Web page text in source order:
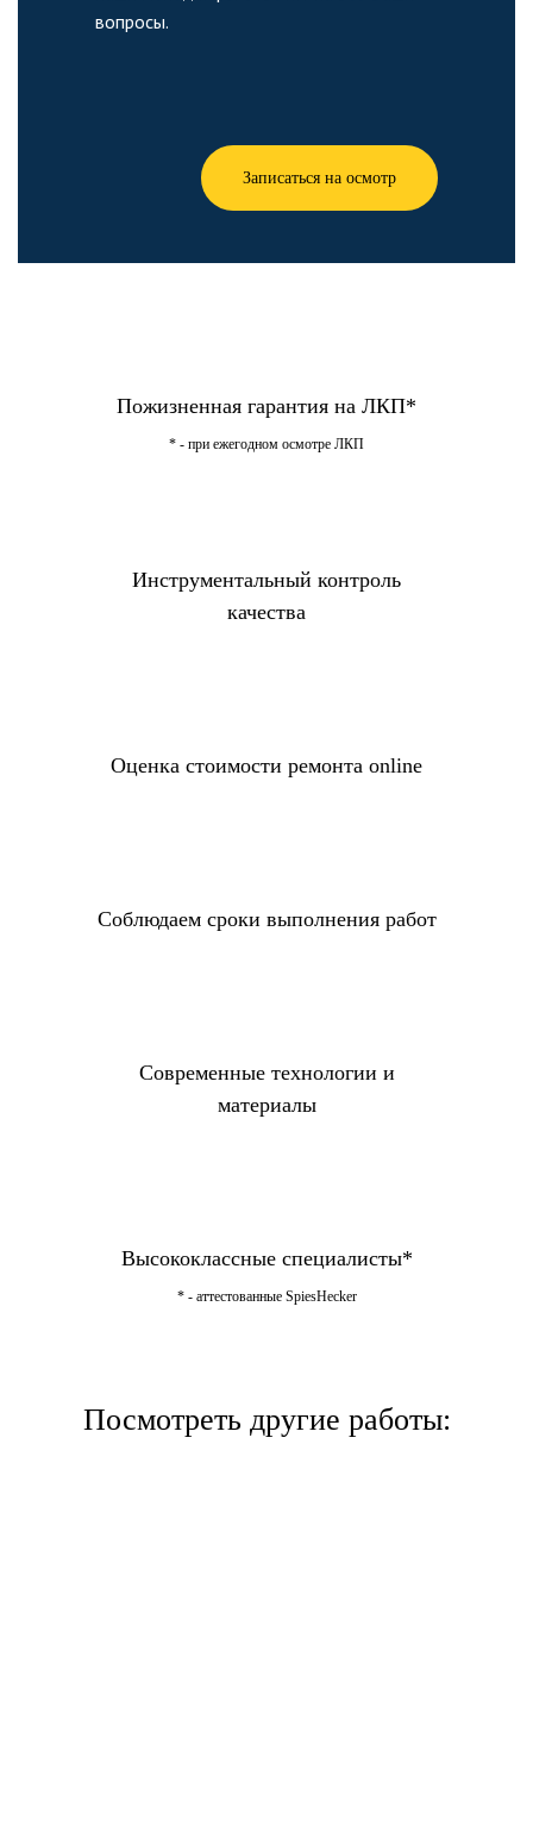
вопросы.
Записаться на осмотр
Пожизненная гарантия на ЛКП*
* - при ежегодном осмотре ЛКП
Инструментальный контроль
качества
Оценка стоимости ремонта online
Соблюдаем сроки выполнения работ
Современные технологии и
материалы
Высококлассные специалисты*
* - аттестованные SpiesHecker
Посмотреть другие работы: